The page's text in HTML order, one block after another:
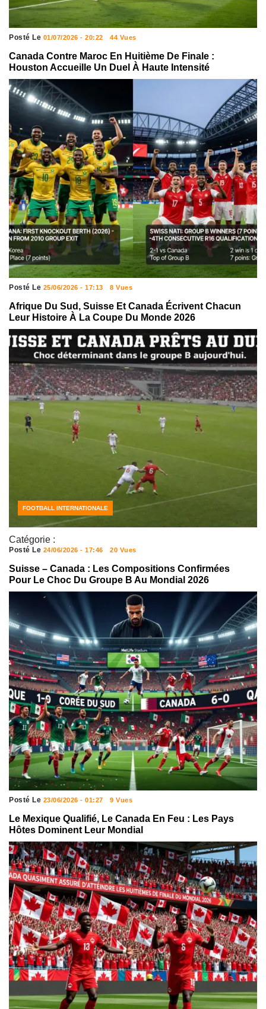
Posté Le 01/07/2026 - 20:22 44 Vues
Canada Contre Maroc En Huitième De Finale :
Houston Accueille Un Duel À Haute Intensité
Posté Le 25/06/2026 - 17:13 8 Vues
Afrique Du Sud, Suisse Et Canada Écrivent Chacun
Leur Histoire À La Coupe Du Monde 2026
Catégorie :
ACTUALITÉS FOOTBALL
FOOTBALL INTERNATIONALE
Posté Le 24/06/2026 - 17:46 20 Vues
Suisse – Canada : Les Compositions Confirmées
Pour Le Choc Du Groupe B Au Mondial 2026
Posté Le 23/06/2026 - 01:27 9 Vues
Le Mexique Qualifié, Le Canada En Feu : Les Pays
Hôtes Dominent Leur Mondial